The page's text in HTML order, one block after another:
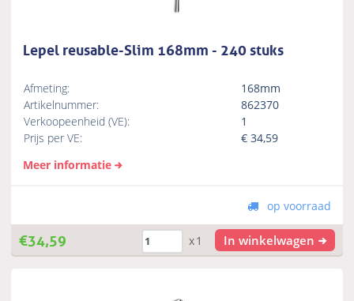
Lepel reusable-Slim 168mm - 240 stuks
Afmeting:
168mm
Artikelnummer:
862370
Verkoopeenheid (VE):
1
Prijs per VE:
€34,59
Meer informatie
op voorraad
€34,59 x1 In winkelwagen